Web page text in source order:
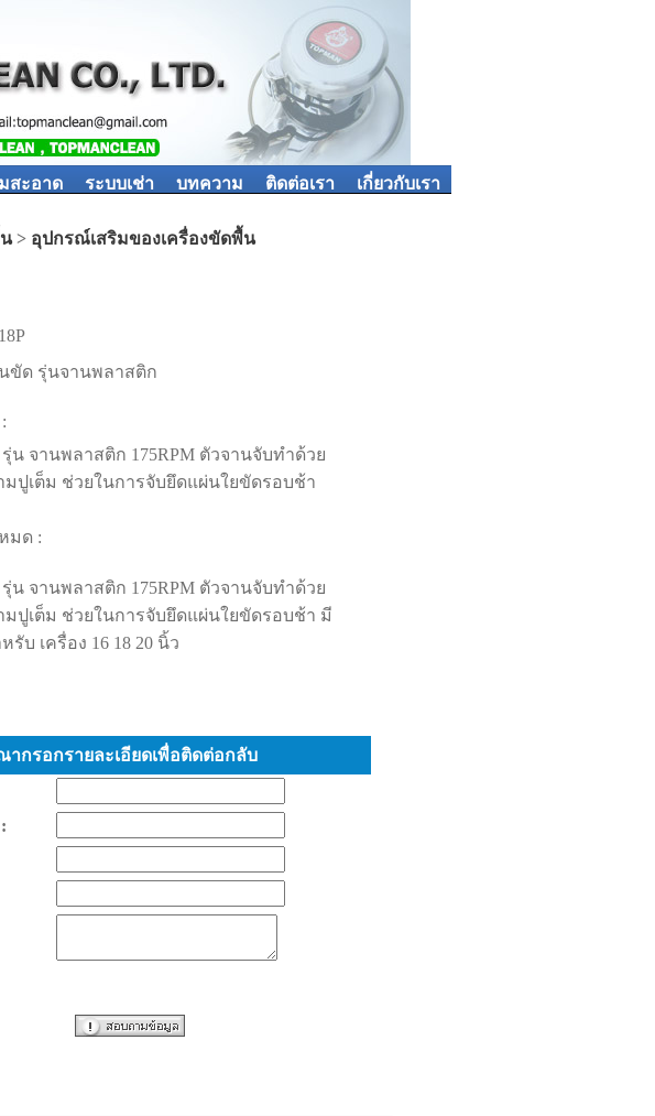
สะอาด ระบบเช่า บทความ ติดต่อเรา เกี่ยวกับเรา
> อุปกรณ์เสริมของเครื่องขัดพื้น
ขัด รุ่นจานพลาสติก
น จานพลาสติก 175RPM ตัวจานจับทำด้วย
ปูเต็ม ช่วยในการจับยึดแผ่นใยขัดรอบช้า
มด :
น จานพลาสติก 175RPM ตัวจานจับทำด้วย
ปูเต็ม ช่วยในการจับยึดแผ่นใยขัดรอบช้า มี
บ เครื่อง 16 18 20 นิ้ว
ากรอกรายละเอียดเพื่อติดต่อกลับ